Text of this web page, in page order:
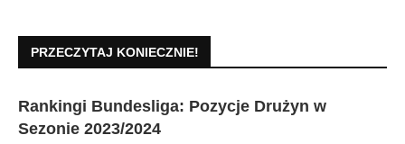
PRZECZYTAJ KONIECZNIE!
Rankingi Bundesliga: Pozycje Drużyn w
Sezonie 2023/2024